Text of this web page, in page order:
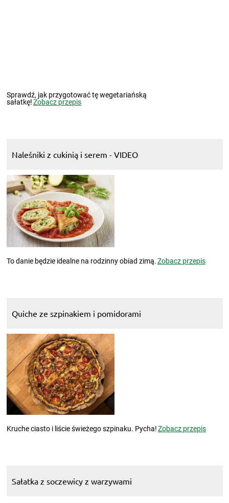
Sprawdź, jak przygotować tę wegetariańską
sałatkę!Zobacz przepis
Naleśniki z cukinią i serem - VIDEO
To danie będzie idealne na rodzinny obiad zimą.Zobacz przepis
Quiche ze szpinakiem i pomidorami
Kruche ciasto i liście świeżego szpinaku. Pycha!Zobacz przepis
Sałatka z soczewicy z warzywami